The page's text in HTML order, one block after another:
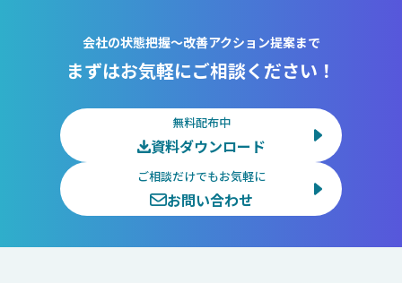
会社の状態把握～改善アクション提案まで
まずはお気軽にご相談ください！
無料配布中
資料ダウンロード
ご相談だけでもお気軽に
お問い合わせ